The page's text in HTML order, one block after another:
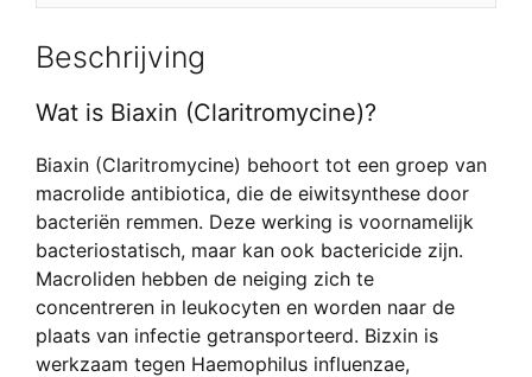
Beschrijving
Wat is Biaxin (Claritromycine)?
Biaxin (Claritromycine) behoort tot een groep van
macrolide antibiotica, die de eiwitsynthese door
bacteriën remmen. Deze werking is voornamelijk
bacteriostatisch, maar kan ook bactericide zijn.
Macroliden hebben de neiging zich te
concentreren in leukocyten en worden naar de
plaats van infectie getransporteerd. Bizxin is
werkzaam tegen Haemophilus influenzae,